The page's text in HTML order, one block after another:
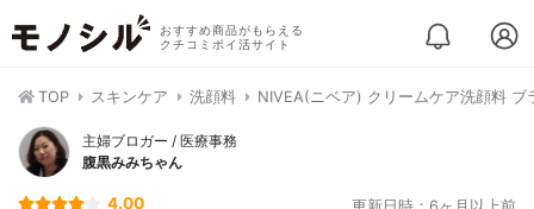
おすすめ商品がもらえる
クチコミポイ活サイト
TOP スキンケア 洗顔料 NIVEA(ニベア) クリームケア洗顔料 ブ
主婦ブロガー / 医療事務
腹黒みみちゃん
4.00